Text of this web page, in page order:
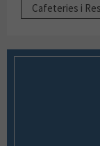
Cafeteries i